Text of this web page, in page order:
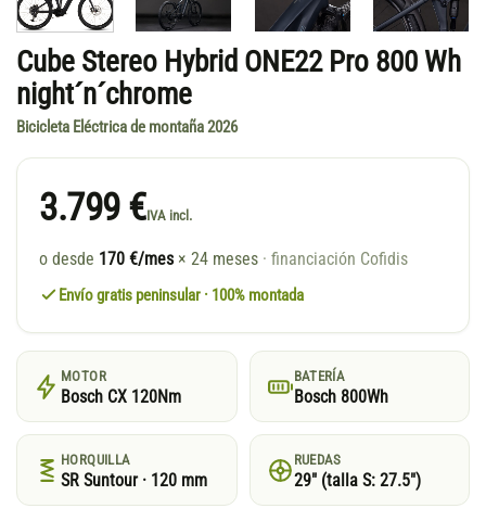
Cube Stereo Hybrid ONE22 Pro 800 Wh
night´n´chrome
Bicicleta Eléctrica de montaña 2026
3.799 €IVA incl.
o desde 170 €/mes × 24 meses · financiación Cofidis
Envío gratis peninsular · 100% montada
MOTOR
Bosch CX 120Nm
BATERÍA
Bosch 800Wh
HORQUILLA
SR Suntour · 120 mm
RUEDAS
29″ (talla S: 27.5″)